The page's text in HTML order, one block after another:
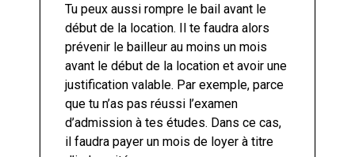
Tu peux aussi rompre le bail avant le
début de la location. Il te faudra alors
prévenir le bailleur au moins un mois
avant le début de la location et avoir une
justification valable. Par exemple, parce
que tu n’as pas réussi l’examen
d’admission à tes études. Dans ce cas,
il faudra payer un mois de loyer à titre